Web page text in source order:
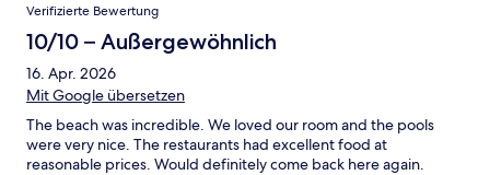
Verifizierte Bewertung
10/10 – Außergewöhnlich
16. Apr. 2026
Mit Google übersetzen
The beach was incredible. We loved our room and the pools
were very nice. The restaurants had excellent food at
reasonable prices. Would definitely come back here again.